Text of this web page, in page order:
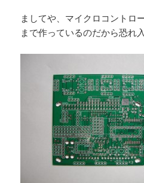
ましてや、マイクロコントロ
まで作っているのだから恐れ